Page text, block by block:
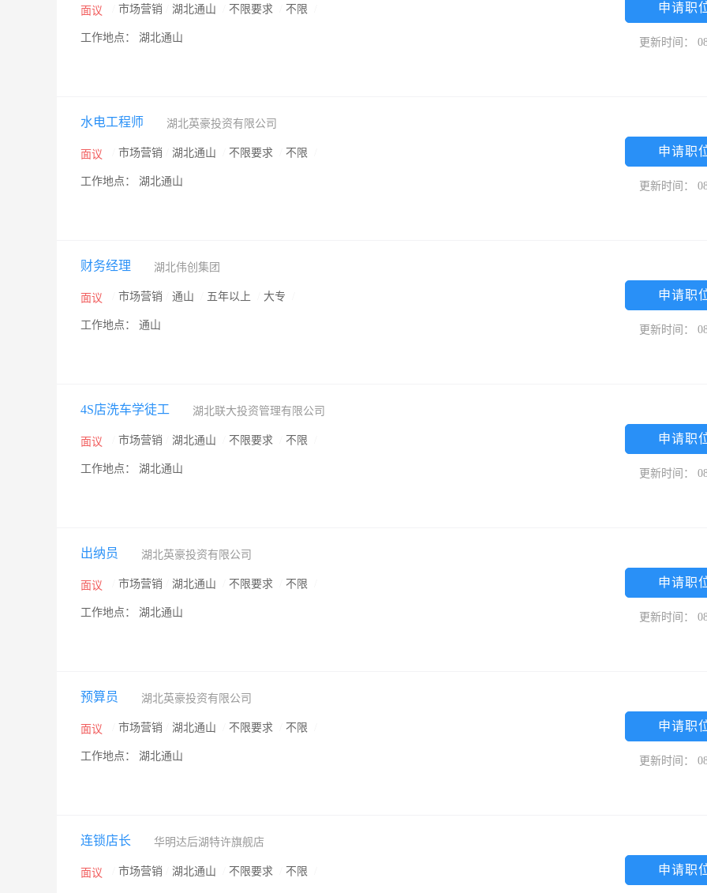
面议 市场营销 湖北通山 不限要求 不限
工作地点： 湖北通山
申请职
更新时间：
水电工程师 湖北英豪投资有限公司
面议 市场营销 湖北通山 不限要求 不限
工作地点： 湖北通山
申请职
更新时间：
财务经理 湖北伟创集团
面议 市场营销 通山 五年以上 大专
工作地点： 通山
申请职
更新时间：
4S店洗车学徒工 湖北联大投资管理有限公司
面议 市场营销 湖北通山 不限要求 不限
工作地点： 湖北通山
申请职
更新时间：
出纳员 湖北英豪投资有限公司
面议 市场营销 湖北通山 不限要求 不限
工作地点： 湖北通山
申请职
更新时间：
预算员 湖北英豪投资有限公司
面议 市场营销 湖北通山 不限要求 不限
工作地点： 湖北通山
申请职
更新时间：
连锁店长 华明达后湖特许旗舰店
面议 市场营销 湖北通山 不限要求 不限 申请职